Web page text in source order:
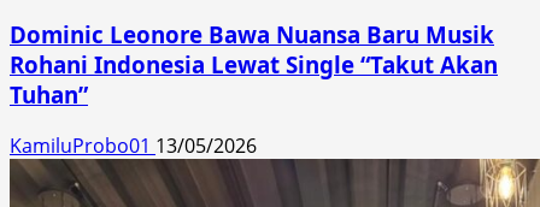
Dominic Leonore Bawa Nuansa Baru Musik
Rohani Indonesia Lewat Single “Takut Akan
Tuhan”
KamiluProbo01 13/05/2026